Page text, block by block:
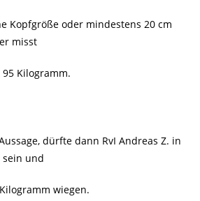
Kopfgröße oder mindestens 20 cm
misst
Kilogramm.
dürfte dann RvI Andreas Z. in
sein und
wiegen.